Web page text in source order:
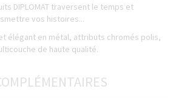
DIPLOMAT traversent le temps et
vos histoires...
élégant en métal, attributs chromés polis,
de haute qualité.